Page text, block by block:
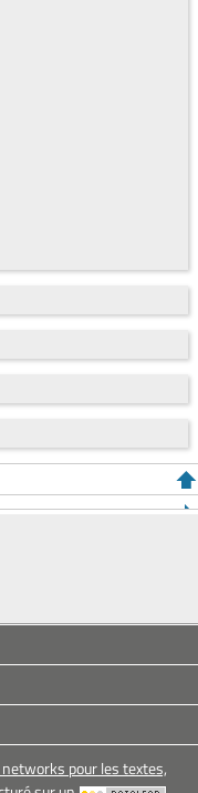
pour les textes,